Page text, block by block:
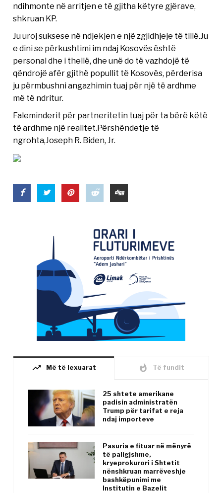
ndihmonte në arritjen e të gjitha këtyre gjërave,
shkruan KP.
Ju uroj suksese në ndjekjen e një zgjidhjeje të tillë.Ju
e dini se përkushtimi im ndaj Kosovës është
personal dhe i thellë, dhe unë do të vazhdojë të
qëndrojë afër gjithë popullit të Kosovës, përderisa
ju përmbushni angazhimin tuaj për një të ardhme
më të ndritur.
Faleminderit për partneritetin tuaj për ta bërë këtë
të ardhme një realitet.Përshëndetje të
ngrohta,Joseph R. Biden, Jr.
trending_up Më të lexuarat whatshot Të fundit
25 shtete amerikane
padisin administratën
Trump për tarifat e reja
ndaj importeve
Pasuria e fituar në mënyrë
të paligjshme,
kryeprokurori i Shtetit
nënshkruan marrëveshje
bashkëpunimi me
Institutin e Bazelit